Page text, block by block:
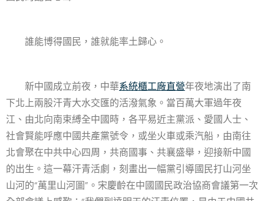
誰能博得國民，誰就能率土歸心。
新中國成立前夜，中華系統櫃工廠直營年夜地演出了南
下北上兩股汗青大水交匯的活潑氣象。當百萬大軍過年夜
江、由北向南束縛全中國時，各平易近主黨派、愛國人士、
社會賢能呼應中國共產黨號令，或坐火車或乘汽船，由南往
北會聚在中共中心四周，共商國事、共襄盛舉，迎接新中國
的出生。這一幕汗青活劇，刻畫出一幅黨引導國民打山河坐
山河的“萬里山河圖”。宋慶齡在中國國民政治協商會議第一次